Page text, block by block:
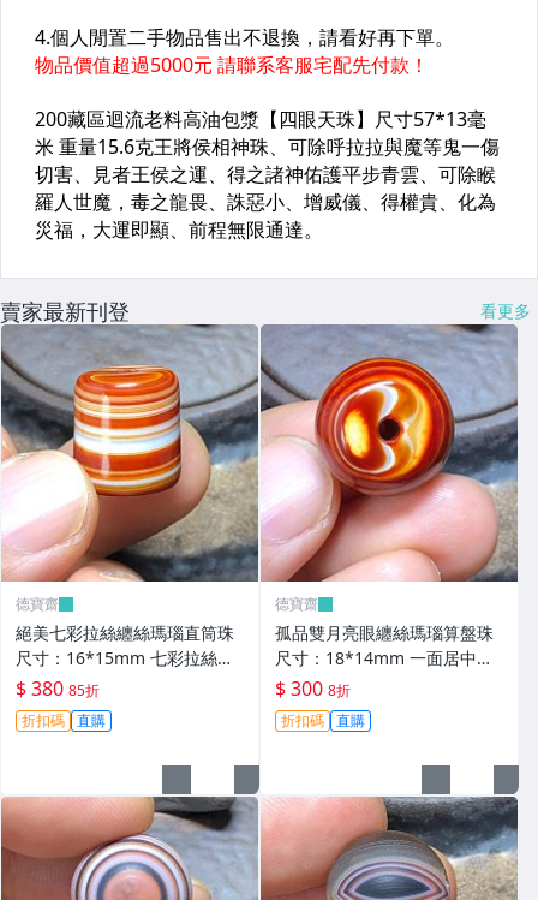
賣家最新刊登 看更多
德寶齋
絕美七彩拉絲纏絲瑪瑙直筒珠
尺寸：16*15mm 七彩拉絲，
螺旋上升，高瓷料子， 天珠 瑪
瑙 古玩 二手【德寶齋】6346
$ 380 85折
折扣碼 直購
德寶齋
孤品雙月亮眼纏絲瑪瑙算盤珠
尺寸：18*14mm 一面居中月
亮眼，超神奇，高瓷料 天珠 瑪
瑙 古玩 二手【德寶齋】6345
$ 300 8折
折扣碼 直購